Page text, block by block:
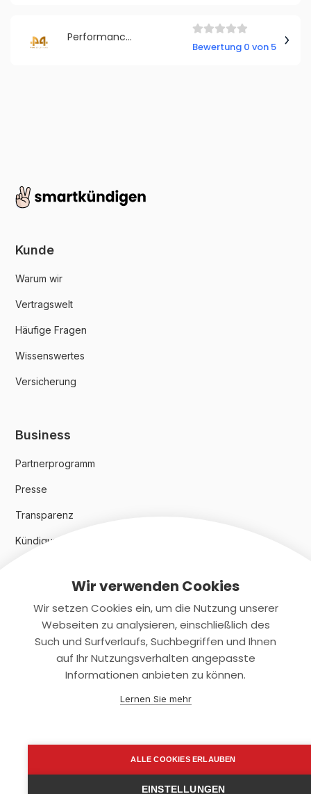
Performance4Media Marketing Dennis A. Hartmann
Bewertung 0 von 5
Kunde
Warum wir
Vertragswelt
Häufige Fragen
Wissenswertes
Versicherung
Business
Partnerprogramm
Presse
Transparenz
Kündigungsindex 2024
Rechtliches
Datenschutz
support@smartkuendigen.de
Wir verwenden Cookies
Wir setzen Cookies ein, um die Nutzung unserer
Webseiten zu analysieren, einschließlich des
Such und Surfverlaufs, Suchbegriffen und Ihnen
auf Ihr Nutzungsverhalten angepasste
Informationen anbieten zu können.
Lernen Sie mehr
ALLE COOKIES ERLAUBEN
EINSTELLUNGEN